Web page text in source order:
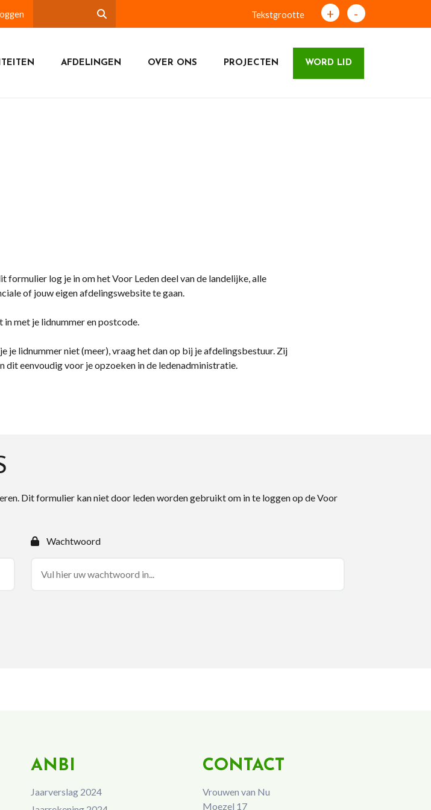
Tekstgrootte + -
AFDELINGEN OVER ONS PROJECTEN WORD LID
formulier log je in om het Voor Leden deel van de landelijke, alle
of jouw eigen afdelingswebsite te gaan.
in met je lidnummer en postcode.
je lidnummer niet (meer), vraag het dan op bij je afdelingsbestuur. Zij
dit eenvoudig voor je opzoeken in de ledenadministratie.
Dit formulier kan niet door leden worden gebruikt om in te loggen op de Voor
Wachtwoord
ANBI
Jaarverslag 2024
CONTACT
Vrouwen van Nu
Moezel 17